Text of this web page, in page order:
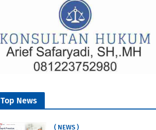
Top News
( NEWS )